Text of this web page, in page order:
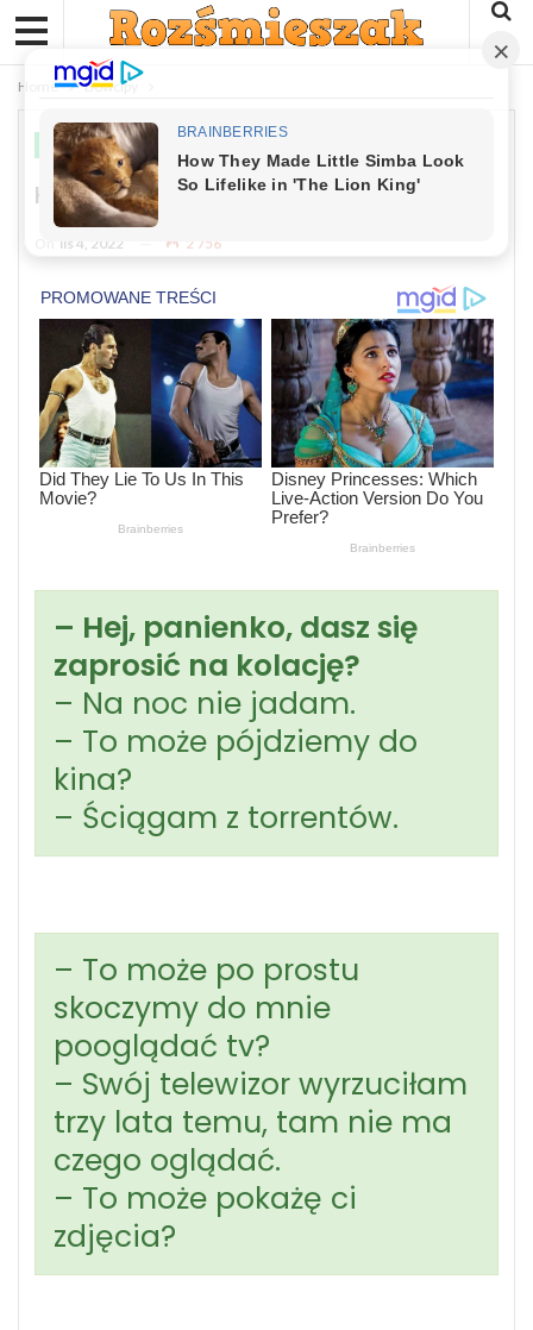
Home Dowcipy
DOWCIPY
Kawał: Zabawny Podryw
lis 4, 2022 2 756
– Hej, panienko, dasz się
zaprosić na kolację?
– Na noc nie jadam.
– To może pójdziemy do
kina?
– Ściągam z torrentów.
– To może po prostu
skoczymy do mnie
pooglądać tv?
– Swój telewizor wyrzuciłam
trzy lata temu, tam nie ma
czego oglądać.
– To może pokażę ci
zdjęcia?